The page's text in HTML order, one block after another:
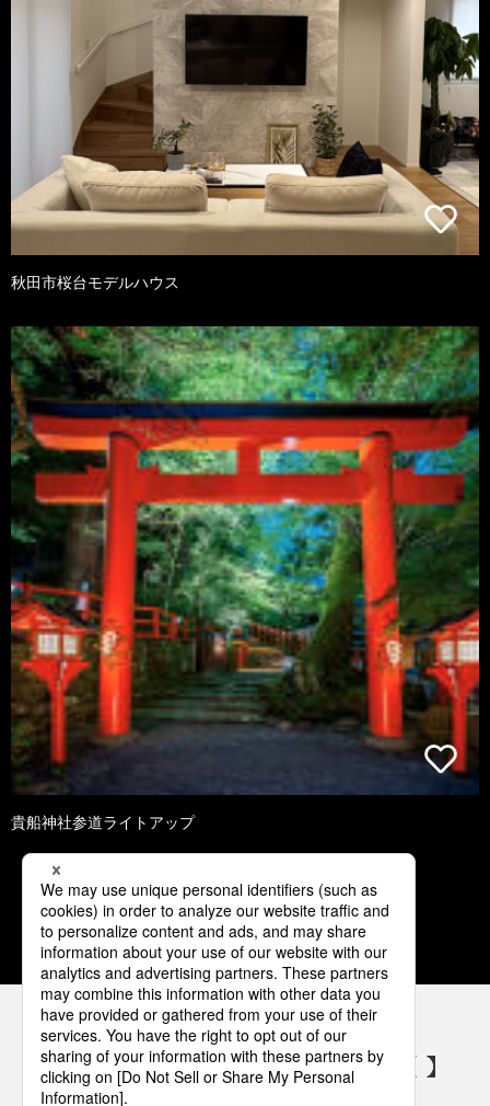
秋田市桜台モデルハウス
貴船神社参道ライトアップ
1 2 3 4 5
パナソニックの電気設備 SNSアカウント